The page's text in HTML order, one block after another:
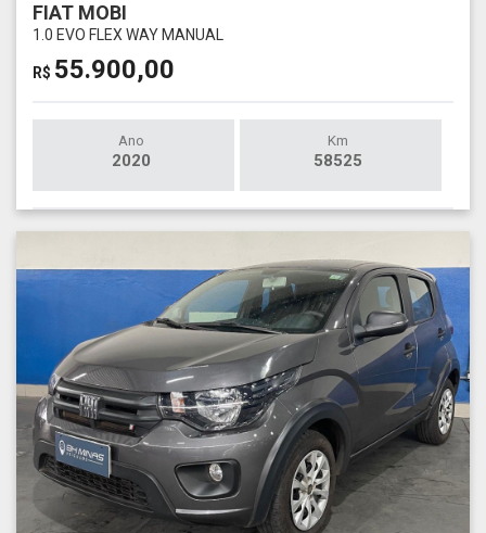
FIAT MOBI
1.0 EVO FLEX WAY MANUAL
R$ 55.900,00
Ano
2020
Km
58525